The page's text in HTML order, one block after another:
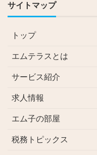
サイトマップ
トップ
エムテラスとは
サービス紹介
求人情報
エム子の部屋
税務トピックス